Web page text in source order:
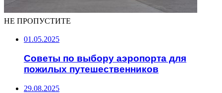
НЕ ПРОПУСТИТЕ
01.05.2025
Советы по выбору аэропорта для
пожилых путешественников
29.08.2025